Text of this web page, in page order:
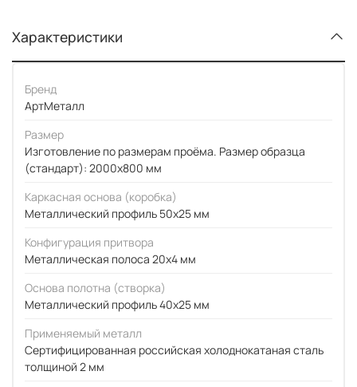
Характеристики
Бренд
АртМеталл
Размер
Изготовление по размерам проёма. Размер образца
(стандарт): 2000x800 мм
Каркасная основа (коробка)
Металлический профиль 50x25 мм
Конфигурация притвора
Металлическая полоса 20x4 мм
Основа полотна (створка)
Металлический профиль 40x25 мм
Применяемый металл
Сертифицированная российская холоднокатаная сталь
толщиной 2 мм